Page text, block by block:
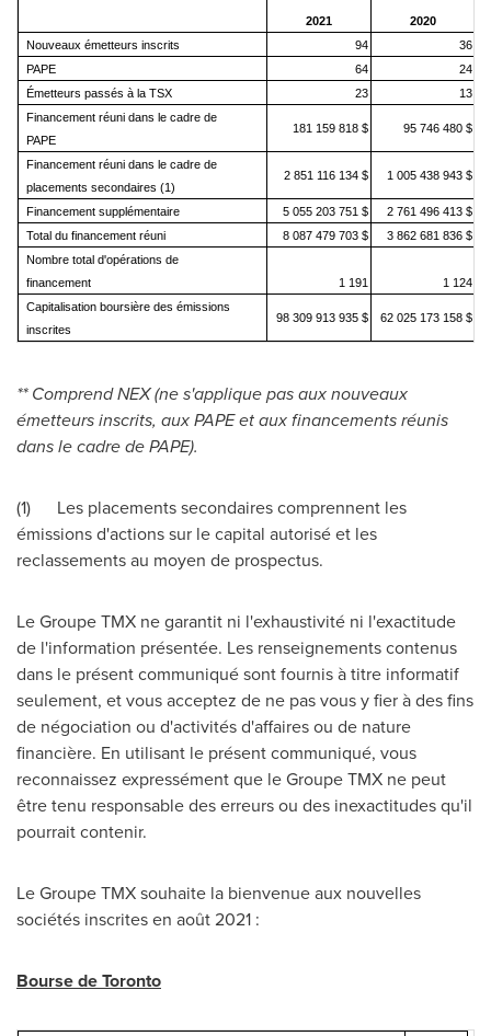
2021 2020
Nouveaux émetteurs inscrits
94
36
PAPE
64
24
Émetteurs passés à la TSX
23
13
Financement réuni dans le cadre de
PAPE
181 159 818 $ 95 746 480 $
Financement réuni dans le cadre de
placements secondaires (1)
2 851 116 134 $ 1 005 438 943 $
Financement supplémentaire 5 055 203 751 $
2 761 496 413 $
Total du financement réuni
8 087 479 703 $
3 862 681 836 $
Nombre total d'opérations de
financement
1 191
1 124
Capitalisation boursière des émissions
inscrites
98 309 913 935 $ 62 025 173 158 $
** Comprend NEX (ne s'applique pas aux nouveaux
émetteurs inscrits, aux PAPE et aux financements réunis
dans le cadre de PAPE).
(1) Les placements secondaires comprennent les
émissions d'actions sur le capital autorisé et les
reclassements au moyen de prospectus.
Le Groupe TMX ne garantit ni l'exhaustivité ni l'exactitude
de l'information présentée. Les renseignements contenus
dans le présent communiqué sontfournisà titre informatif
seulement, et vous acceptez de ne pas vous y fier à des fins
de négociation ou d'activités d'affaires ou de nature
financière. En utilisant le présent communiqué, vous
reconnaissez expressément que le Groupe TMX ne peut
être tenu responsable des erreurs ou des inexactitudes qu'il
pourrait contenir.
Le Groupe TMX souhaite la bienvenue aux nouvelles
sociétés inscrites en août 2021 :
Bourse deToronto